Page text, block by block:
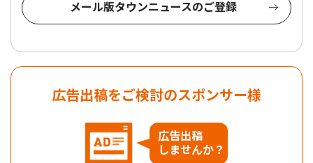
メール版タウンニュースのご登録
広告出稿をご検討のスポンサー様
広告出稿
しませんか？